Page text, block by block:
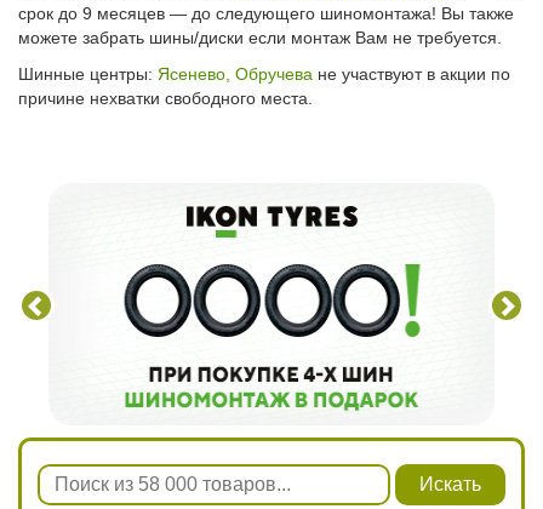
срок до 9 месяцев — до следующего шиномонтажа! Вы также
можете забрать шины/диски если монтаж Вам не требуется.
Шинные центры: Ясенево, Обручева не участвуют в акции по
причине нехватки свободного места.
Искать